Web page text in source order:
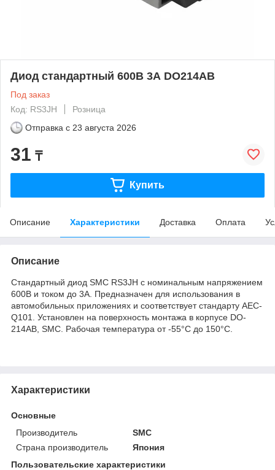
Диод стандартный 600В 3А DO214AB
Под заказ
Код: RS3JH
Розница
Отправка с 23 августа 2026
31 ₸
Купить
Описание Характеристики Доставка Оплата
Описание
Стандартный диод SMC RS3JH с номинальным напряжением
600В и током до 3А. Предназначен для использования в
автомобильных приложениях и соответствует стандарту AEC-
Q101. Установлен на поверхность монтажа в корпусе DO-
214AB, SMC. Рабочая температура от -55°C до 150°C.
Характеристики
Основные
Производитель
SMC
Страна производитель
Япония
Пользовательские характеристики